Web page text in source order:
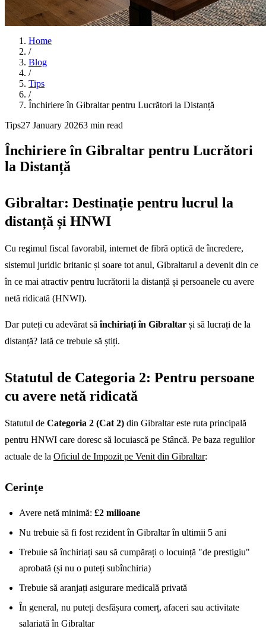
Home
/
Blog
/
Tips
/
Închiriere în Gibraltar pentru Lucrători la Distanță
Tips27 January 20263 min read
Închiriere în Gibraltar pentru Lucrători
la Distanță
Gibraltar: Destinație pentru lucrul la
distanță și HNWI
Cu regimul fiscal favorabil, internet de fibră optică de încredere,
sistemul juridic britanic și soare tot anul, Gibraltarul a devenit din ce
în ce mai atractiv pentru lucrătorii la distanță și persoanele cu avere
netă ridicată (HNWI).
Dar puteți cu adevărat săînchiriați în Gibraltar și să lucrați de la
distanță? Iată ce trebuie să știți.
Statutul de Categoria 2: Pentru persoane
cu avere netă ridicată
Statutul de Categoria 2 (Cat 2) din Gibraltar este ruta principală
pentru HNWI care doresc să locuiască pe Stâncă. Pe baza regulilor
actuale de la Oficiul de Impozit pe Venit din Gibraltar:
Cerințe
Avere netă minimă: £2 milioane
Nu trebuie să fi fost rezident în Gibraltar în ultimii 5 ani
Trebuie să închiriați sau să cumpărați o locuință "de prestigiu"
aprobată (și nu o puteți subînchiria)
Trebuie să aranjați asigurare medicală privată
În general, nu puteți desfășura comerț, afaceri sau activitate
salariată în Gibraltar